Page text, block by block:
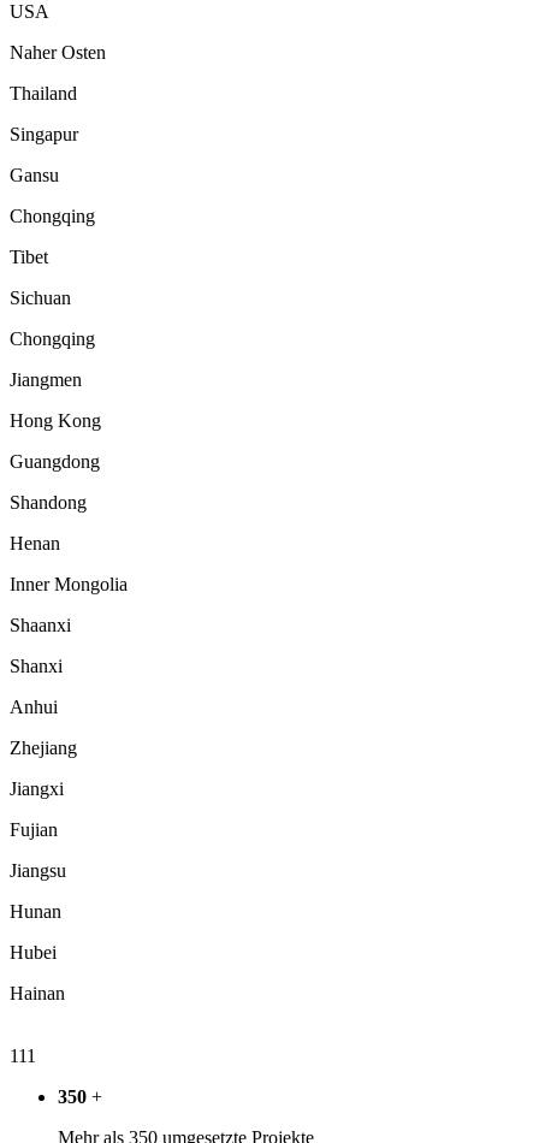
USA
Naher Osten
Thailand
Singapur
Gansu
Chongqing
Tibet
Sichuan
Chongqing
Jiangmen
Hong Kong
Guangdong
Shandong
Henan
Inner Mongolia
Shaanxi
Shanxi
Anhui
Zhejiang
Jiangxi
Fujian
Jiangsu
Hunan
Hubei
Hainan
111
350 +
Mehr als 350 umgesetzte Projekte